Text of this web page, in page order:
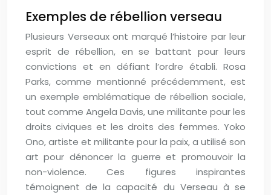
Exemples de rébellion verseau
Plusieurs Verseaux ont marqué l’histoire par leur
esprit de rébellion, en se battant pour leurs
convictions et en défiant l’ordre établi. Rosa
Parks, comme mentionné précédemment, est
un exemple emblématique de rébellion sociale,
tout comme Angela Davis, une militante pour les
droits civiques et les droits des femmes. Yoko
Ono, artiste et militante pour la paix, a utilisé son
art pour dénoncer la guerre et promouvoir la
non-violence. Ces figures inspirantes
témoignent de la capacité du Verseau à se